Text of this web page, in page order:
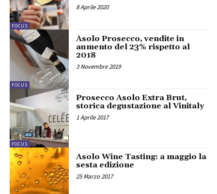
FOCUS
8 Aprile 2020
FOCUS
Asolo Prosecco, vendite in
aumento del 23% rispetto al
2018
3 Novembre 2019
FOCUS
Prosecco Asolo Extra Brut,
storica degustazione al Vinitaly
1 Aprile 2017
Asolo Wine Tasting: a maggio la
sesta edizione
25 Marzo 2017